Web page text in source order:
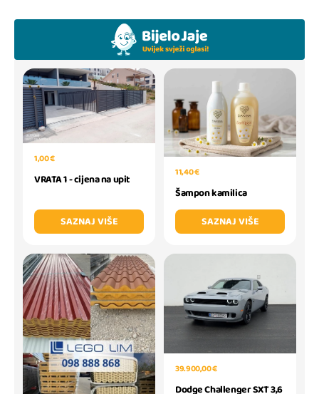
1,00 €
VRATA 1 - cijena na upit
SAZNAJ VIŠE
11,40 €
Šampon kamilica
SAZNAJ VIŠE
39.900,00 €
Dodge Challenger SXT 3,6